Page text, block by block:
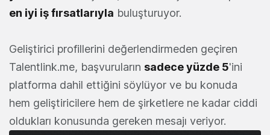
en iyi iş fırsatlarıyla buluşturuyor.
Geliştirici profillerini değerlendirmeden geçiren
Talentlink.me, başvuruların sadece yüzde 5'ini
platforma dahil ettiğini söylüyor ve bu konuda
hem geliştiricilere hem de şirketlere ne kadar ciddi
oldukları konusunda gereken mesajı veriyor.